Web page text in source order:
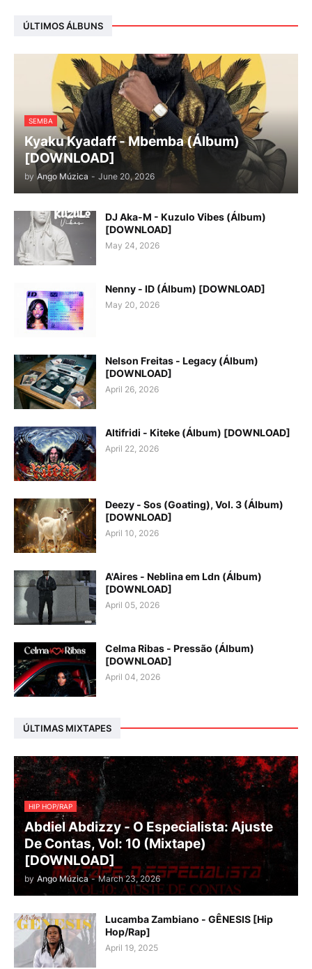
ÚLTIMOS ÁLBUNS
SEMBA
Kyaku Kyadaff - Mbemba (Álbum)
[DOWNLOAD]
by Ango Múzica - June 20, 2026
DJ Aka-M - Kuzulo Vibes (Álbum)
[DOWNLOAD]
May 24, 2026
Nenny - ID (Álbum) [DOWNLOAD]
May 20, 2026
Nelson Freitas - Legacy (Álbum)
[DOWNLOAD]
April 26, 2026
Altifridi - Kiteke (Álbum) [DOWNLOAD]
April 22, 2026
Deezy - Sos (Goating), Vol. 3 (Álbum)
[DOWNLOAD]
April 10, 2026
A'Aires - Neblina em Ldn (Álbum)
[DOWNLOAD]
April 05, 2026
Celma Ribas - Pressão (Álbum)
[DOWNLOAD]
April 04, 2026
ÚLTIMAS MIXTAPES
HIP HOP/RAP
Abdiel Abdizzy - O Especialista: Ajuste
De Contas, Vol: 10 (Mixtape)
[DOWNLOAD]
by Ango Múzica - March 23, 2026
Lucamba Zambiano - GÊNESIS [Hip
Hop/Rap]
April 19, 2025